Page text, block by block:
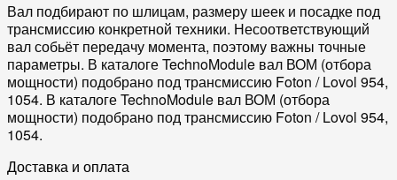
Вал подбирают по шлицам, размеру шеек и посадке под
трансмиссию конкретной техники. Несоответствующий
вал собьёт передачу момента, поэтому важны точные
параметры. В каталоге TechnoModule вал ВОМ (отбора
мощности) подобрано под трансмиссию Foton / Lovol 954,
1054. В каталоге TechnoModule вал ВОМ (отбора
мощности) подобрано под трансмиссию Foton / Lovol 954,
1054.
Доставка и оплата